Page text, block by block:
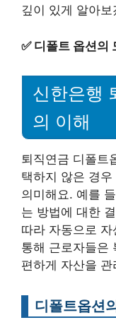
깊이 있게 알아보
✅ 디폴트 옵션의
신한은행
의 이해
퇴직연금 디폴트
택하지 않은 경
의미해요. 예를
는 방법에 대한
따라 자동으로
통해 근로자들은
편하게 자산을
디폴트옵션